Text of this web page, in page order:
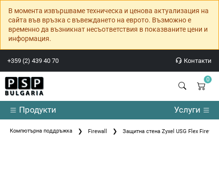
В момента извършваме техническа и ценова актуализация на
сайта във връзка с въвеждането на еврото. Възможно е
временно да възникнат несъответствия в показваните цени и
информация.
+359 (2) 439 40 70 Контакти
0
Продукти Услуги
Компютърна поддръжка Firewall Защитна стена Zyxel USG Flex